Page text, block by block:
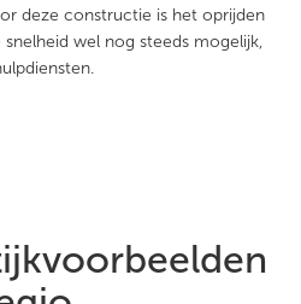
deze constructie is het oprijden
wel nog steeds mogelijk,